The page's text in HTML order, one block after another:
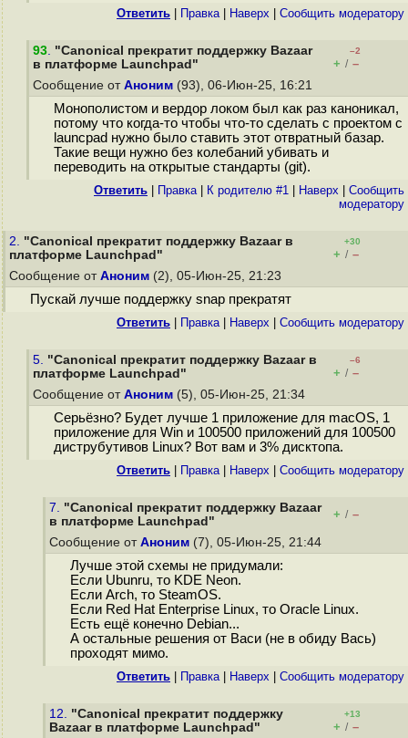
Ответить Правка| Наверх Cообщить модератору
93. "Canonical прекратит поддержку Bazaar
в платформе Launchpad"
–2
+ / –
Сообщение от Аноним (93), 06-Июн-25, 16:21
Монополистом и вердор локом был как раз каноникал,
потому что когда-то чтобы что-то сделать с проектом с
launcpad нужно было ставить этот отвратный базар.
Такие вещи нужно без колебаний убивать и
переводить на открытые стандарты (git).
Ответить Правка| К родителю #1 Наверх
Cообщить
модератору
2. "Canonical прекратит поддержку Bazaar в
платформе Launchpad"
+30
+ / –
Сообщение от Аноним (2), 05-Июн-25, 21:23
Пускай лучше поддержку snap прекратят
Ответить Правка| Наверх Cообщить модератору
5. "Canonical прекратит поддержку Bazaar в
платформе Launchpad"
–6
+ / –
Сообщение от Аноним (5), 05-Июн-25, 21:34
Серьёзно? Будет лучше 1 приложение для macOS, 1
приложение для Win и 100500 приложений для 100500
диструбутивов Linux? Вот вам и 3% дисктопа.
Ответить Правка| Наверх Cообщить модератору
7. "Canonical прекратит поддержку Bazaar
в платформе Launchpad"
+ / –
Сообщение от Аноним (7), 05-Июн-25, 21:44
Лучше этой схемы не придумали:
Если Ubunru, то KDE Neon.
Если Arch, то SteamOS.
Если Red Hat Enterprise Linux, то Oracle Linux.
Есть ещё конечно Debian...
А остальные решения от Васи (не в обиду Вась)
проходят мимо.
Ответить Правка| Наверх Cообщить модератору
12. "Canonical прекратит поддержку
Bazaar в платформе Launchpad"
+13
+ / –